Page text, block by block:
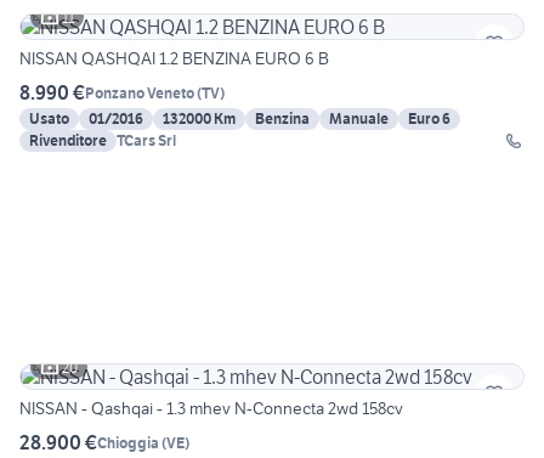
11
NISSAN QASHQAI 1.2 BENZINA EURO 6 B
8.990 €Ponzano Veneto(TV)
Usato
01/2016 132000 Km Benzina Manuale
Euro 6
Rivenditore TCars Srl
20
NISSAN - Qashqai - 1.3 mhev N-Connecta 2wd 158cv
28.900 €Chioggia (VE)